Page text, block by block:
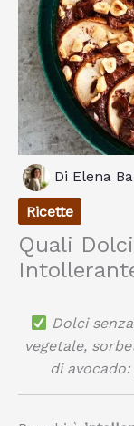
Di Elena
Ricette
Quali
Dolci
vegetale,
di